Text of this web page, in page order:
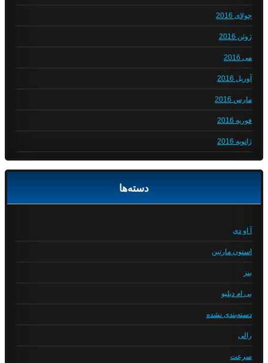
جولای 2016
ژوئن 2016
می 2016
آوریل 2016
مارس 2016
فوریه 2016
ژانویه 2016
دسته‌ها
آ او دی
استون مارتین
بنز
بی ام دبلیو
دسته‌بندی نشده
رالی
سرعت